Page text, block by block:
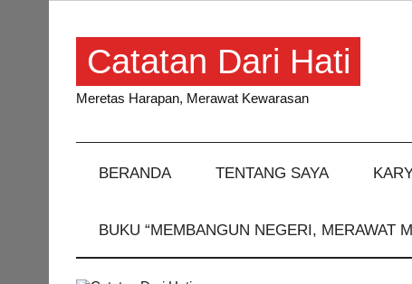
Catatan Dari Hati
Meretas Harapan, Merawat Kewarasan
BERANDA TENTANG SAYA
BUKU “MEMBANGUN NEGERI, MERAWAT